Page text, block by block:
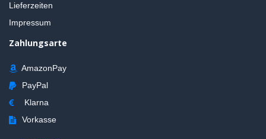
Lieferzeiten
Impressum
Zahlungsarte
AmazonPay
PayPal
Klarna
Vorkasse